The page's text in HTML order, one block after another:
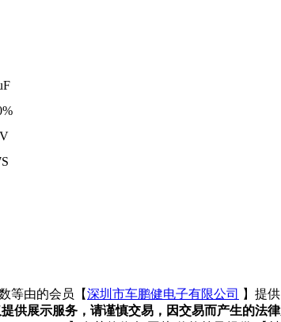
等由的会员【深圳市车鹏健电子有限公司 】提
供展示服务，请谨慎交易，因交易而产生的法